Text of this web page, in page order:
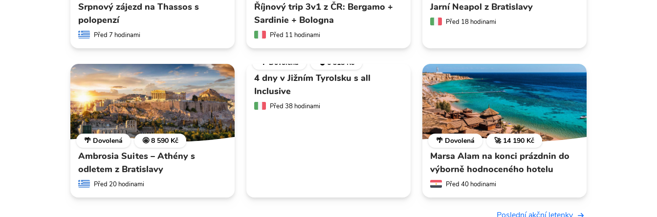
Srpnový zájezd na Thassos s
polopenzí
Před 7 hodinami
Říjnový trip 3v1 z ČR: Bergamo +
Sardinie + Bologna
Před 11 hodinami
Jarní Neapol z Bratislavy
Před 18 hodinami
🌴 Dovolená 🤩 8 590 Kč
Ambrosia Suites – Athény s
odletem z Bratislavy
Před 20 hodinami
🌴 Dovolená 💣 6 318 Kč
4 dny v Jižním Tyrolsku s all
Inclusive
Před 38 hodinami
🌴 Dovolená 🚀 14 190 Kč
Marsa Alam na konci prázdnin do
výborně hodnoceného hotelu
Před 40 hodinami